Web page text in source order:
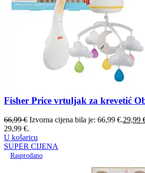
Fisher Price vrtuljak za krevetić
66,99€ Izvorna cijena bila je: 66,99 €.29,99
29,99 €.
U košaricu
SUPER CIJENA
Rasprodano